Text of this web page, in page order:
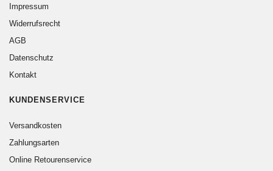
Impressum
Widerrufsrecht
AGB
Datenschutz
Kontakt
KUNDENSERVICE
Versandkosten
Zahlungsarten
Online Retourenservice